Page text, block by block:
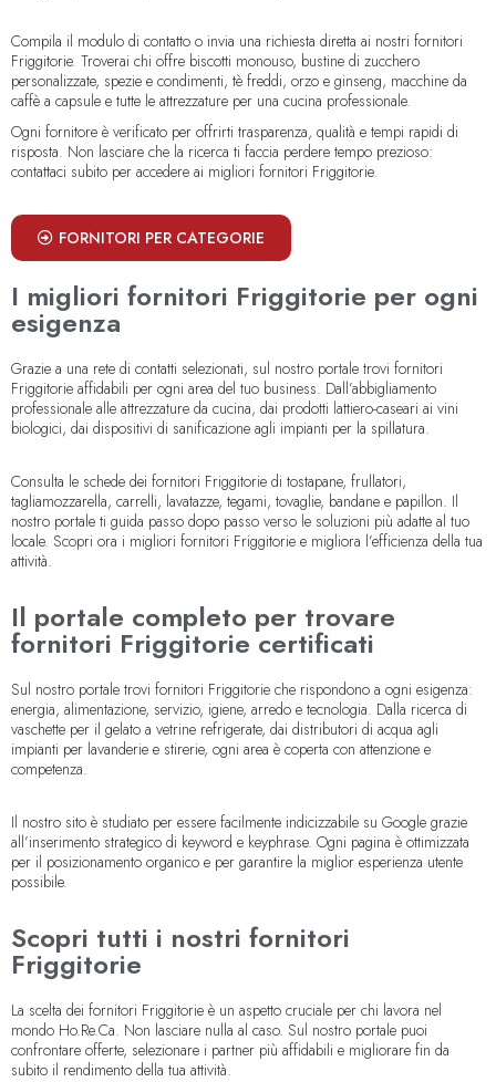
Compila il modulo di contatto o invia una richiesta diretta ai nostri fornitori
Friggitorie. Troverai chi offre biscotti monouso, bustine di zucchero
personalizzate, spezie e condimenti, tè freddi, orzo e ginseng, macchine da
caffè a capsule e tutte le attrezzature per una cucina professionale.
Ogni fornitore è verificato per offrirti trasparenza, qualità e tempi rapidi di
risposta. Non lasciare che la ricerca ti faccia perdere tempo prezioso:
contattaci subito per accedere ai migliori fornitori Friggitorie.
FORNITORI PER CATEGORIE
I migliori fornitori Friggitorie per ogni
esigenza
Grazie a una rete di contatti selezionati, sul nostro portale trovi fornitori
Friggitorie affidabili per ogni area del tuo business. Dall’abbigliamento
professionale alle attrezzature da cucina, dai prodotti lattiero-caseari ai vini
biologici, dai dispositivi di sanificazione agli impianti per la spillatura.
Consulta le schede dei fornitori Friggitorie di tostapane, frullatori,
tagliamozzarella, carrelli, lavatazze, tegami, tovaglie, bandane e papillon. Il
nostro portale ti guida passo dopo passo verso le soluzioni più adatte al tuo
locale. Scopri ora i migliori fornitori Friggitorie e migliora l’efficienza della tua
attività.
Il portale completo per trovare
fornitori Friggitorie certificati
Sul nostro portale trovi fornitori Friggitorie che rispondono a ogni esigenza:
energia, alimentazione, servizio, igiene, arredo e tecnologia. Dalla ricerca di
vaschette per il gelato a vetrine refrigerate, dai distributori di acqua agli
impianti per lavanderie e stirerie, ogni area è coperta con attenzione e
competenza.
Il nostro sito è studiato per essere facilmente indicizzabile su Google grazie
all’inserimento strategico di keyword e keyphrase. Ogni pagina è ottimizzata
per il posizionamento organico e per garantire la miglior esperienza utente
possibile.
Scopri tutti i nostri fornitori
Friggitorie
La scelta dei fornitori Friggitorie è un aspetto cruciale per chi lavora nel
mondo Ho.Re.Ca. Non lasciare nulla al caso. Sul nostro portale puoi
confrontare offerte, selezionare i partner più affidabili e migliorare fin da
subito il rendimento della tua attività.